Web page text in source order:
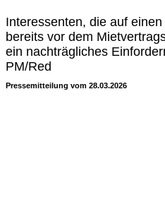
Interessenten, die auf
bereits vor dem
ein nachträgliches
PM/Red
Pressemitteilung vom 28.03.2026